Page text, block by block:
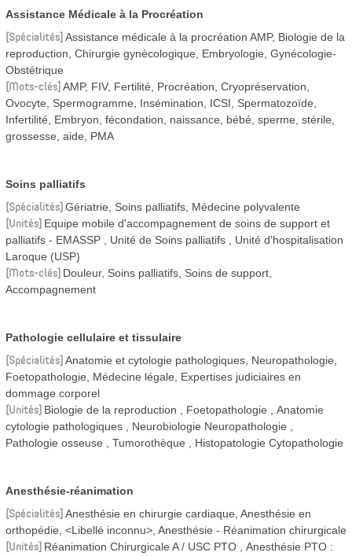
Assistance Médicale à la Procréation
Spécialités Assistance médicale à la procréation AMP, Biologie de la
reproduction, Chirurgie gynécologique, Embryologie, Gynécologie-
Obstétrique
Mots-clés AMP, FIV, Fertilité, Procréation, Cryopréservation,
Ovocyte, Spermogramme, Insémination, ICSI, Spermatozoïde,
Infertilité, Embryon, fécondation, naissance, bébé, sperme, stérile,
grossesse, aide, PMA
Soins palliatifs
Spécialités Gériatrie, Soins palliatifs, Médecine polyvalente
Unités Equipe mobile d'accompagnement de soins de support et
palliatifs - EMASSP
Unité de Soins palliatifs
Unité d’hospitalisation
Laroque (USP)
Mots-clés Douleur, Soins palliatifs, Soins de support,
Accompagnement
Pathologie cellulaire et tissulaire
Spécialités Anatomie et cytologie pathologiques, Neuropathologie,
Foetopathologie, Médecine légale, Expertises judiciaires en
dommage corporel
Unités Biologie de la reproduction Foetopathologie
Anatomie
cytologie pathologiques
Neurobiologie Neuropathologie
Pathologie osseuse
Tumorothèque Histopatologie Cytopathologie
Anesthésie-réanimation
Spécialités Anesthésie en chirurgie cardiaque, Anesthésie en
orthopédie, <Libellé inconnu>, Anesthésie - Réanimation chirurgicale
Unités Réanimation Chirurgicale A / USC PTO
Anesthésie PTO :